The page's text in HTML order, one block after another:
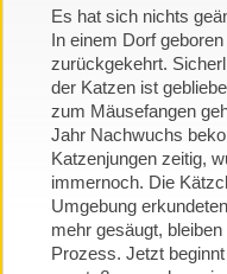
Es hat sich nichts
In einem Dorf
zurückgekehrt.
der Katzen ist
zum Mäusefangen
Jahr Nachwuchs
Katzenjungen zeitig,
immernoch. Die
Umgebung
mehr gesäugt,
Prozess. Jetzt